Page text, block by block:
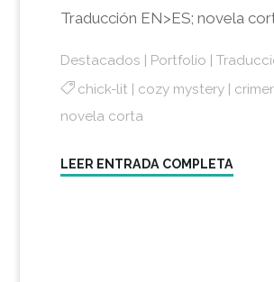
Traducción EN>ES; novela
Destacados Portfolio
chick-lit
cozy mystery|
novela corta
LEER ENTRADA COMPLETA"Un